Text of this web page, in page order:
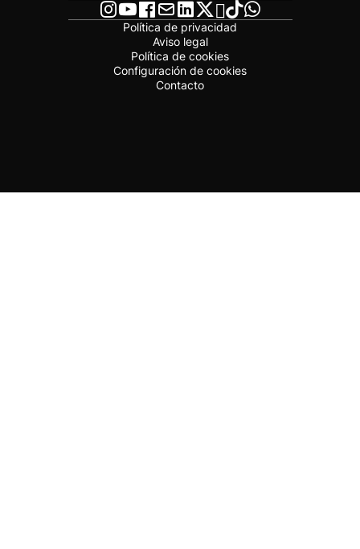
Política de privacidad
Aviso legal
Política de cookies
Configuración de cookies
Contacto